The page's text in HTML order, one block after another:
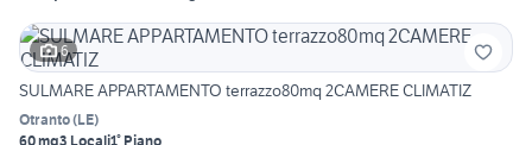
6
SULMARE APPARTAMENTO terrazzo80mq 2CAMERE CLIMATIZ
Otranto(LE)
60 mq3 Locali1° Piano